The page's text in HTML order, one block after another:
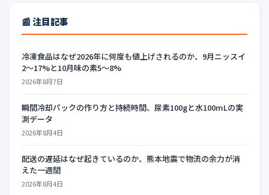
📰 注目記事
冷凍食品はなぜ2026年に何度も値上げされるのか、9月ニッスイ
2〜17%と10月味の素5〜8%
2026年8月7日
瞬間冷却パックの作り方と持続時間、尿素100gと水100mLの実
測データ
2026年8月4日
配送の遅延はなぜ起きているのか、熊本地震で物流の余力が消
えた一週間
2026年8月4日